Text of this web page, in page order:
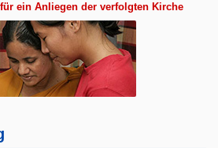
ein Anliegen der verfolgten Kirche